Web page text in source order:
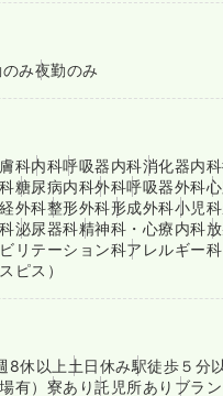
み夜勤のみ
科内科呼吸器内科消化器内科
糖尿病内科外科呼吸器外科
外科整形外科形成外科小児科
泌尿器科精神科・心療内科
リテーション科アレルギー科
ピス）
8休以上 土日休み駅徒歩５分
有） 寮あり託児所あり ブラ